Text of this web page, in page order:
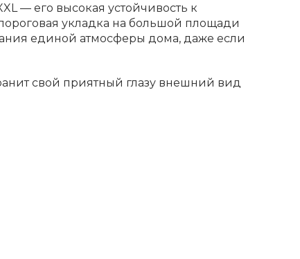
— его высокая устойчивость к
укладка на большой площади
единой атмосферы дома, даже если
свой приятный глазу внешний вид